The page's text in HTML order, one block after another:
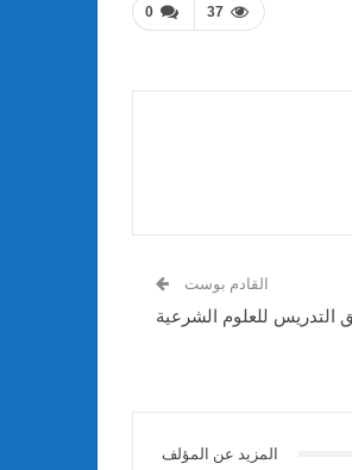
0 37
القادم بوست
التدريس للعلوم الشرعية
المزيد عن المؤلف